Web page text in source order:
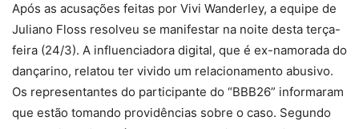
Após as acusações feitas por Vivi Wanderley, a equipe de
Juliano Floss resolveu se manifestar na noite desta terça-
feira (24/3). A influenciadora digital, que é ex-namorada do
dançarino, relatou ter vivido um relacionamento abusivo.
Os representantes do participante do “BBB26” informaram
que estão tomando providências sobre o caso. Segundo